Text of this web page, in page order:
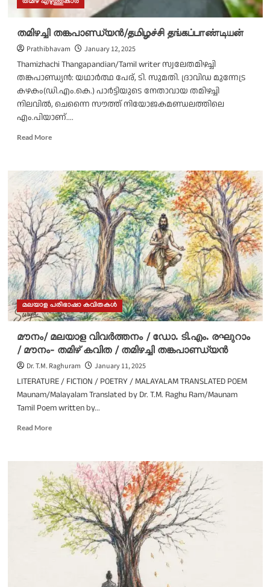
തമിഴ് എഴുത്തുകാർ
തമിഴച്ചി തങ്കപാണ്ഡ്യൻ/தமிழச்சி தங்கப்பாண்டியன்
Prathibhavam January 12, 2025
Thamizhachi Thangapandian/Tamil writer സ്വലേതമിഴച്ചി
തങ്കപാണ്ഡ്യൻ: യഥാര്‍ത്ഥ പേര്, ടി. സുമതി. ദ്രാവിഡ മുന്നേട്ര
കഴകം(ഡി.എം.കെ.) പാർട്ടിയുടെ നേതാവായ തമിഴച്ചി
നിലവിൽ, ചെന്നൈ സൗത്ത്‌ നിയോജകമണ്ഡലത്തിലെ
എം.പിയാണ്....
Read MoreRead
തമിഴച്ചി
തങ്കപാണ്ഡ്യൻ/
தமிழச்சி
தங்கப்பாண்டியன்
മലയാള പരിഭാഷാ കവിതകൾ
മൗനം/ മലയാള വിവർത്തനം / ഡോ. ടി.എം. രഘുറാം
/ മൗനം- തമിഴ് കവിത / തമിഴച്ചി തങ്കപാണ്ഡ്യൻ
Dr. T.M. Raghuram January 11, 2025
LITERATURE / FICTION / POETRY / MALAYALAM TRANSLATED POEM
Maunam/Malayalam Translated by Dr. T.M. Raghu Ram/Maunam
Tamil Poem written by...
Read MoreRead
മൗനം/
മലയാള
വിവർത്തനം
/
ഡോ.
ടി.എം.
രഘുറാം
മൗനം-